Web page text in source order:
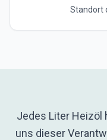
Standort
Jedes Liter Heizöl
uns dieser